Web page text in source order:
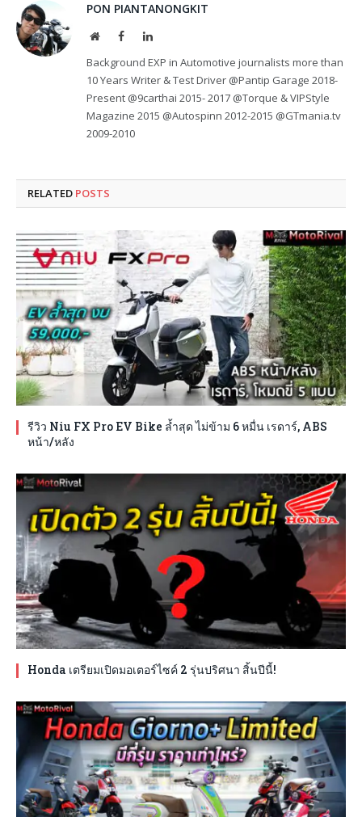
PON PIANTANONGKIT
WebsiteFacebookLinkedIn
Background EXP in Automotive journalists more than
10 Years Writer & Test Driver @Pantip Garage 2018-
Present @9carthai 2015- 2017 @Torque & VIPStyle
Magazine 2015 @Autospinn 2012-2015 @GTmania.tv
2009-2010
RELATED POSTS
รีวิว Niu FX Pro EV Bike ล้ำสุด ไม่ข้าม 6 หมื่น เรดาร์, ABS
หน้า/หลัง
Honda เตรียมเปิดมอเตอร์ไซค์ 2 รุ่นปริศนา สิ้นปีนี้!